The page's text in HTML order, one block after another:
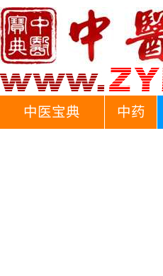
中医宝典 中药